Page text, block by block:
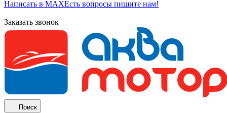
Написать в MAXЕсть вопросы пишите нам!
Заказать звонок
Поиск